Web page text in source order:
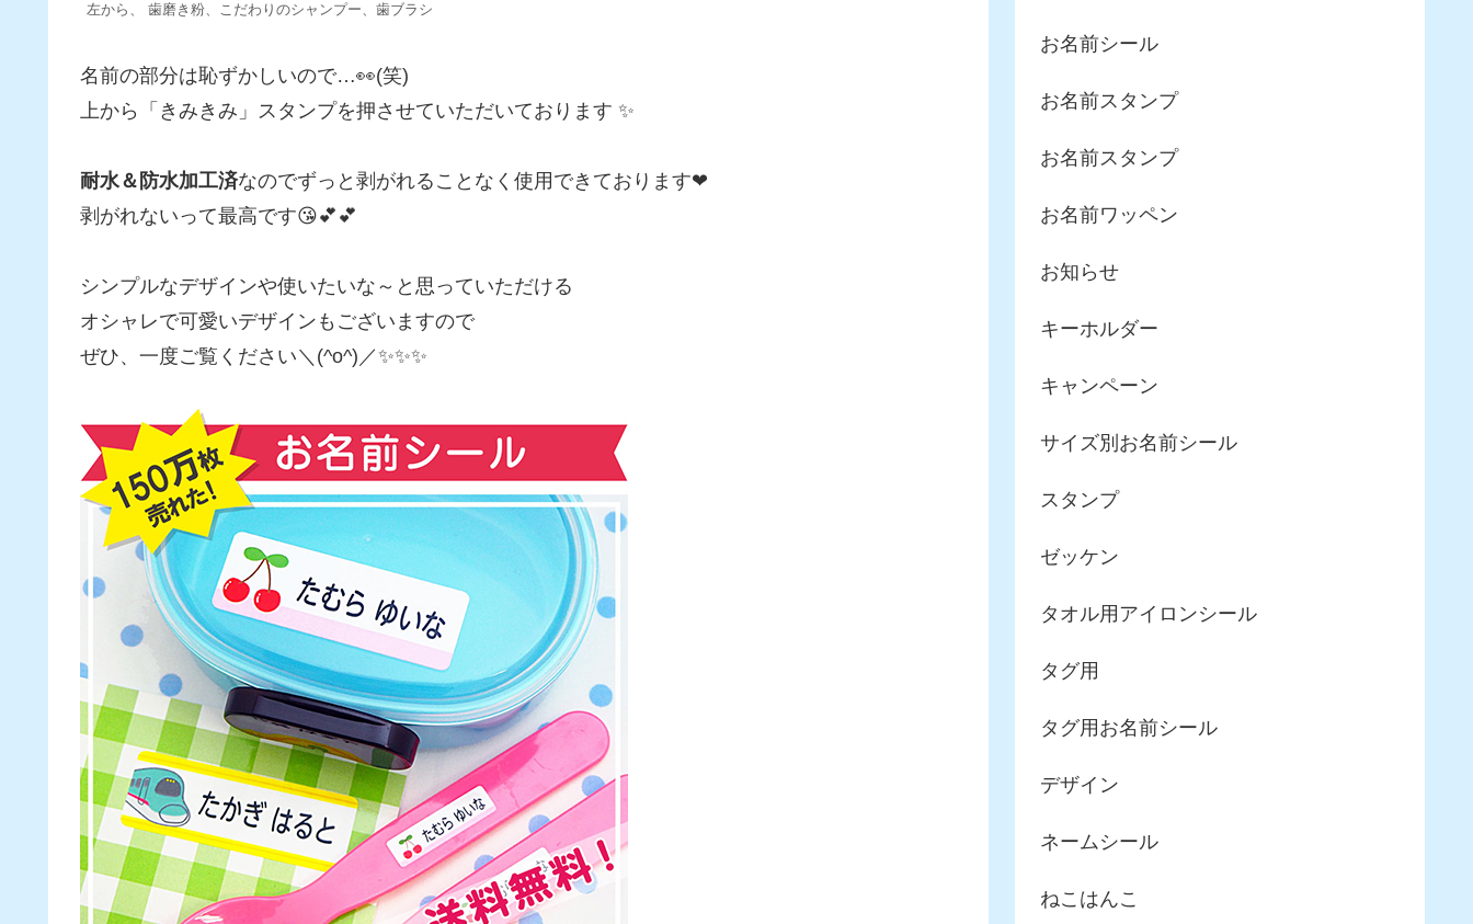
左から、 歯磨き粉、こだわりのシャンプー、歯ブラシ
名前の部分は恥ずかしいので…👀(笑)
上から「きみきみ」スタンプを押させていただいております ✨
耐水＆防水加工済なのでずっと剥がれることなく使用できております❤
剥がれないって最高です😘💕💕
シンプルなデザインや使いたいな～と思っていただける
オシャレで可愛いデザインもございますので
ぜひ、一度ご覧ください＼(^o^)／✨✨✨
お名前シール
お名前スタンプ
お名前スタンプ
お名前ワッペン
お知らせ
キーホルダー
キャンペーン
サイズ別お名前シール
スタンプ
ゼッケン
タオル用アイロンシール
タグ用
タグ用お名前シール
デザイン
ネームシール
ねこはんこ